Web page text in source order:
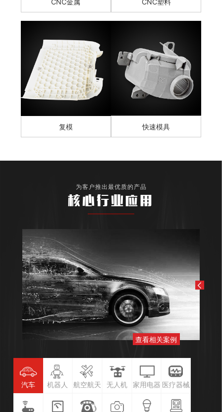
复模 快速模具
为客户推出最优质的产品
核心行业应用
查看相关案例
汽车 机器人 航空航天 无人机 家用电器 医疗器械